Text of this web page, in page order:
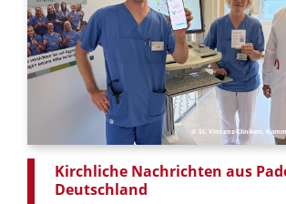
© St. Vincenz-Kliniken,
Kirchliche Nachrichten aus
Deutschland